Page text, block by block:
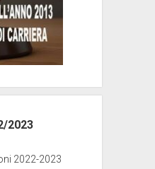
2023
2022-2023